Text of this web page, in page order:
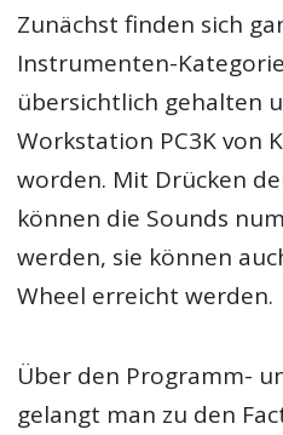
Zunächst finden sich
Instrumenten-
übersichtlich gehalten
Workstation PC3K von
worden. Mit Drücken
können die Sounds
werden, sie können
Wheel erreicht werden.
Über den Programm-
gelangt man zu den